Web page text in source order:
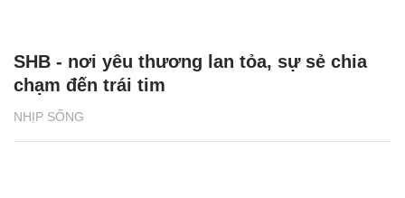
NHỊP SỐNG
SHB - nơi yêu thương lan tỏa, sự sẻ chia
chạm đến trái tim